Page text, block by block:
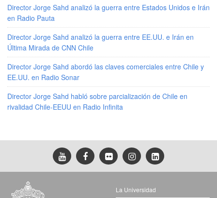
Director Jorge Sahd analizó la guerra entre Estados Unidos e Irán
en Radio Pauta
Director Jorge Sahd analizó la guerra entre EE.UU. e Irán en
Última Mirada de CNN Chile
Director Jorge Sahd abordó las claves comerciales entre Chile y
EE.UU. en Radio Sonar
Director Jorge Sahd habló sobre parcialización de Chile en
rivalidad Chile-EEUU en Radio Infinita
La Universidad